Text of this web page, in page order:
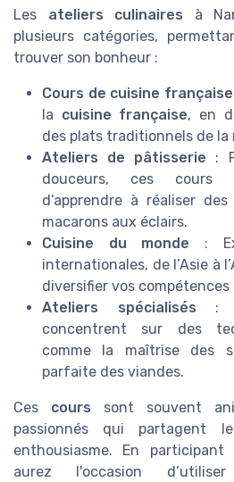
Les ateliers culinaires à
plusieurs catégories,
trouver son bonheur :
Cours de cuisine française
la cuisine française, en
des plats traditionnels de la
Ateliers de pâtisserie :
douceurs, ces cours
d’apprendre à réaliser
macarons aux éclairs.
Cuisine du monde :
internationales, de l’Asie à
diversifier vos compétences
Ateliers spécialisés :
concentrent sur des
comme la maîtrise des
parfaite des viandes.
Ces cours sont souvent
passionnés qui partagent
enthousiasme. En
aurez l'occasion